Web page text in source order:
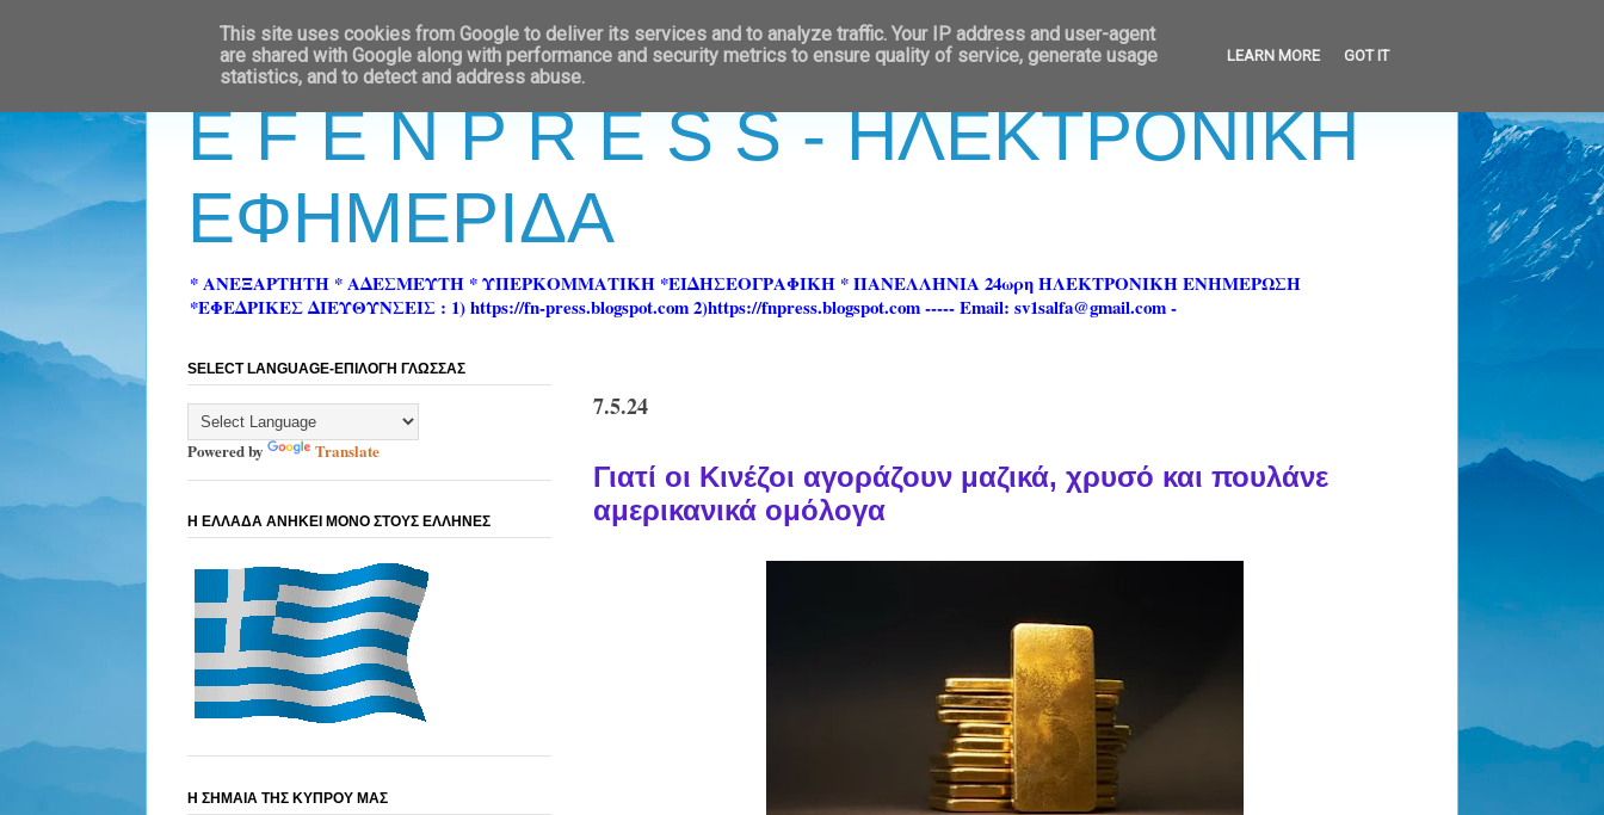
E F E N P R E S S - ΗΛΕΚΤΡΟΝΙΚΗ
ΕΦΗΜΕΡΙΔΑ
* ΑΝΕΞΑΡΤΗΤΗ * ΑΔΕΣΜΕΥΤΗ * ΥΠΕΡΚΟΜΜΑΤΙΚΗ *ΕΙΔΗΣΕΟΓΡΑΦΙΚΗ * ΠΑΝΕΛΛΗΝΙΑ 24ωρη ΗΛΕΚΤΡΟΝΙΚΗ ΕΝΗΜΕΡΩΣΗ
*ΕΦΕΔΡΙΚΕΣ ΔΙΕΥΘΥΝΣΕΙΣ : 1) https://fn-press.blogspot.com 2)https://fnpress.blogspot.com ----- Email: sv1salfa@gmail.com -
7.5.24
Γιατί οι Κινέζοι αγοράζουν μαζικά, χρυσό και πουλάνε
αμερικανικά ομόλογα
SELECT LANGUAGE-ΕΠΙΛΟΓΗ ΓΛΩΣΣΑΣ
Powered by Translate
Η ΕΛΛΑΔΑ ΑΝΗΚΕΙ ΜΟΝΟ ΣΤΟΥΣ ΕΛΛΗΝΕΣ
Η ΣΗΜΑΙΑ ΤΗΣ ΚΥΠΡΟΥ ΜΑΣ
This site uses cookies from Google to deliver its services and to analyze traffic. Your IP address and user-agent
are shared with Google along with performance and security metrics to ensure quality of service, generate usage
statistics, and to detect and address abuse.
LEARN MORE GOT IT